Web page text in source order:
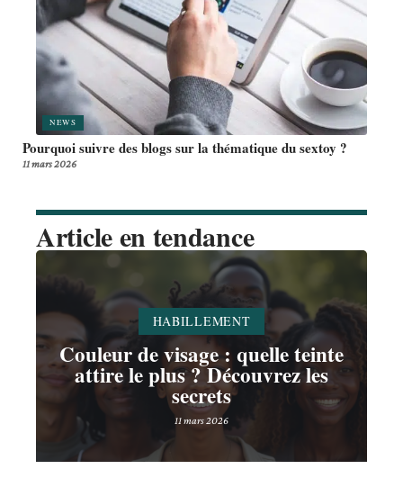
NEWS
Pourquoi suivre des blogs sur la thématique du sextoy ?
11 mars 2026
Article en tendance
HABILLEMENT
Couleur de visage : quelle teinte
attire le plus ? Découvrez les
secrets
11 mars 2026